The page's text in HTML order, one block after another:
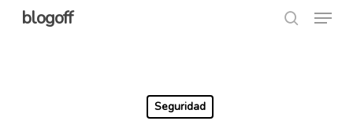
Skipblogoff Menu
Seguridad